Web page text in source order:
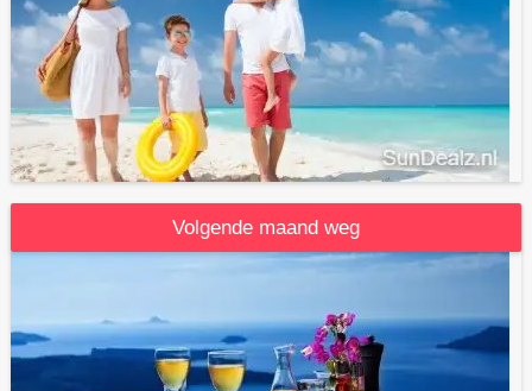
Volgende maand weg